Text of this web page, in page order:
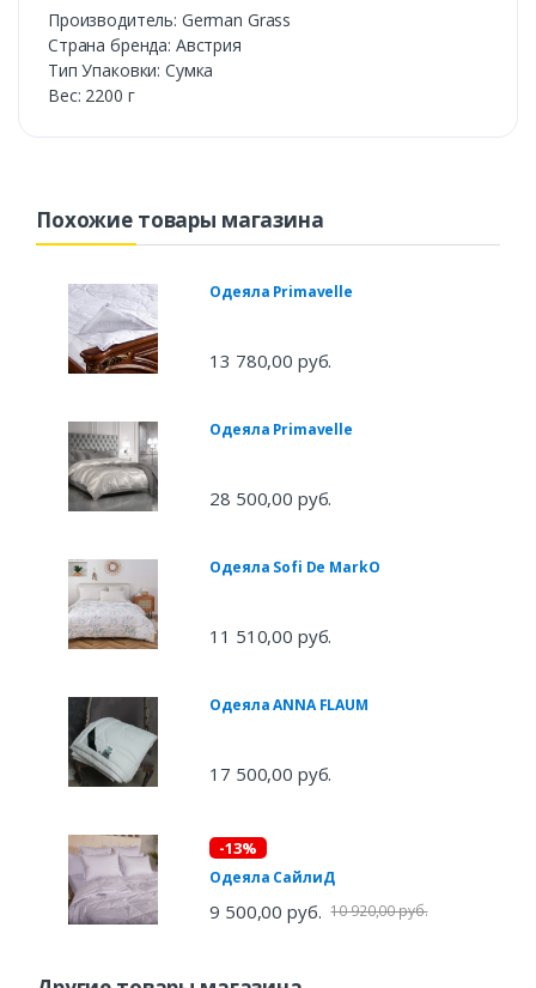
Производитель: German Grass
Страна бренда: Австрия
Тип Упаковки: Сумка
Вес: 2200 г
Похожие товары магазина
Одеяла Primavelle
13 780,00 руб.
Одеяла Primavelle
28 500,00 руб.
Одеяла Sofi De MarkO
11 510,00 руб.
Одеяла ANNA FLAUM
17 500,00 руб.
-13%
Одеяла СайлиД
9 500,00 руб. 10 920,00 руб.